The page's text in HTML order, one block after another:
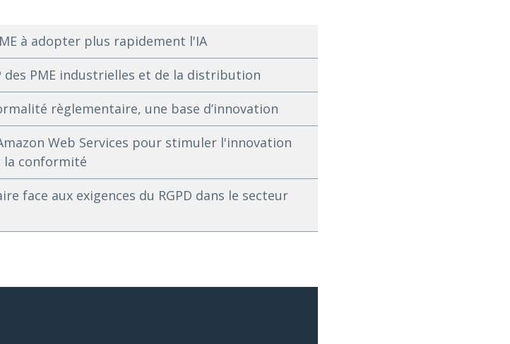
à adopter plus rapidement l'IA
des PME industrielles et de la distribution
règlementaire, une base d’innovation
Web Services pour stimuler l'innovation
la conformité
face aux exigences du RGPD dans le secteur